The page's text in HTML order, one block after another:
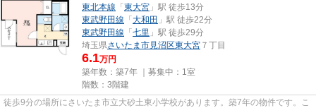
東北本線 「 東大宮 」駅 徒歩13分
東武野田線 「 大和田 」駅 徒歩22分
東武野田線 「 七里 」駅 徒歩29分
埼玉県さいたま市見沼区東大宮 ７丁目
6.1万円
築年数：築7年 ｜募集中： 1室
階数：3階建
徒歩9分の場所にさいたま市立大砂土東小学校があります。築7年の物件です。こ